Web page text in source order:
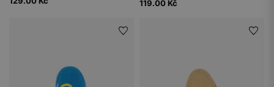
119.00 Kč